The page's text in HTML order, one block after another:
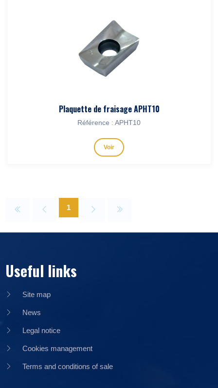
Plaquette de fraisage APHT10
Référence : APHT10
Voir
1
Useful links
Site map
News
Legal notice
Cookies management
Terms and conditions of sale